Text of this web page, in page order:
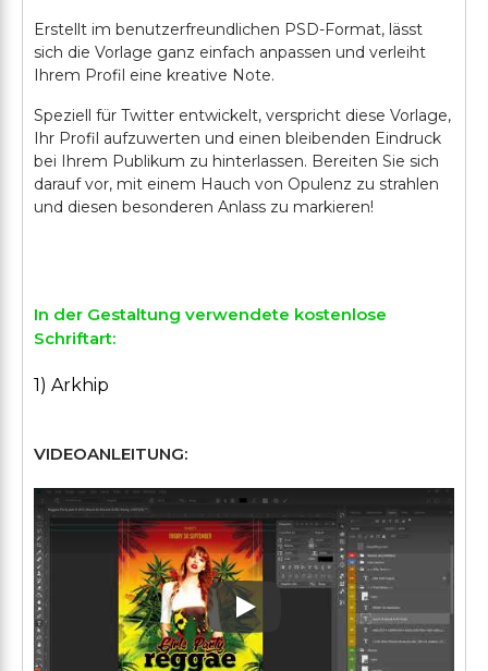
Erstellt im benutzerfreundlichen PSD-Format, lässt
sich die Vorlage ganz einfach anpassen und verleiht
Ihrem Profil eine kreative Note.
Speziell für Twitter entwickelt, verspricht diese Vorlage,
Ihr Profil aufzuwerten und einen bleibenden Eindruck
bei Ihrem Publikum zu hinterlassen. Bereiten Sie sich
darauf vor, mit einem Hauch von Opulenz zu strahlen
und diesen besonderen Anlass zu markieren!
In der Gestaltung verwendete kostenlose
Schriftart:
1) Arkhip
VIDEOANLEITUNG:
Play: Keynote (Google I/O